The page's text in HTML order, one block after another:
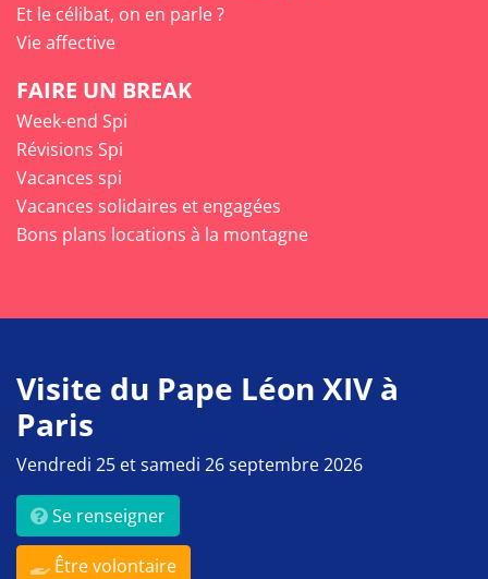
Et le célibat, on en parle ?
Vie affective
FAIRE UN BREAK
Week-end Spi
Révisions Spi
Vacances spi
Vacances solidaires et engagées
Bons plans locations à la montagne
Visite du Pape Léon XIV à
Paris
Vendredi 25 et samedi 26 septembre 2026
Se renseigner
Être volontaire